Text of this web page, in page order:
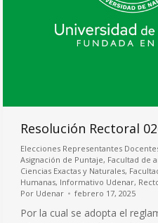
Resolución Rectoral
Elecciones Representantes
Asignación de Puntaje, Facultad de
Ciencias Exactas y Naturales,
Humanas, Informativo Udenar,
Por Udenar febrero 17, 2025
Por la cual se adopta el